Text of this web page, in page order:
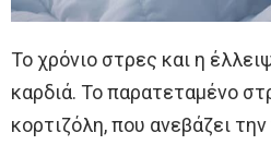
Το χρόνιο στρες και η
καρδιά. Το παρατεταμένο
κορτιζόλη, που ανεβάζει